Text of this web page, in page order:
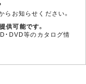
らお知らせください。
可能です。
・DVD等のカタログ情